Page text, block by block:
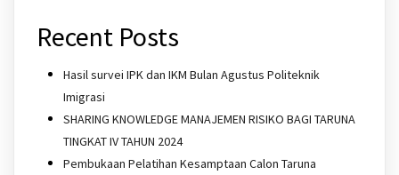
Recent Posts
Hasil survei IPK dan IKM Bulan Agustus Politeknik
Imigrasi
SHARING KNOWLEDGE MANAJEMEN RISIKO BAGI TARUNA
TINGKAT IV TAHUN 2024
Pembukaan Pelatihan Kesamptaan Calon Taruna